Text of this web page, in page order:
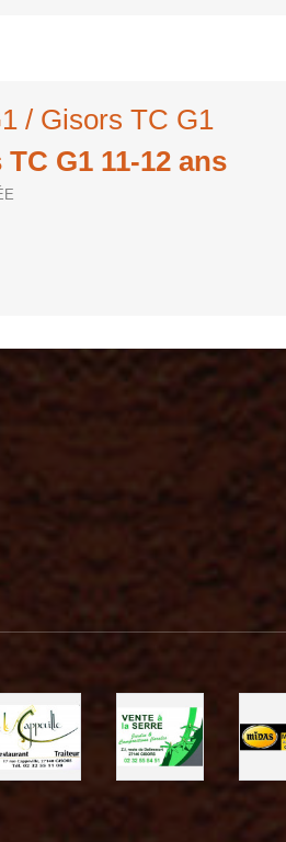
/ Gisors TC G1
G1 11-12 ans